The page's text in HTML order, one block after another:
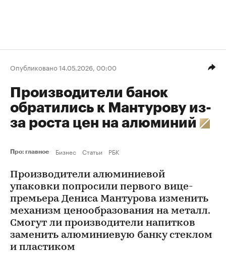
Опубликовано 14.05.2026, 00:00
Производители банок
обратились к Мантурову из-
за роста цен на алюминий
Про: главное Бизнес Статьи РБК
Производители алюминиевой
упаковки попросили первого вице-
премьера Дениса Мантурова изменить
механизм ценообразования на металл.
Cмогут ли производители напитков
заменить алюминиевую банку стеклом
и пластиком